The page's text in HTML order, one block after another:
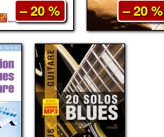
– 20 % – 20 %